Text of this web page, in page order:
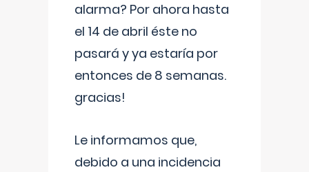
alarma? Por ahora hasta
el 14 de abril éste no
pasará y ya estaría por
entonces de 8 semanas.
gracias!
Le informamos que,
debido a una incidencia